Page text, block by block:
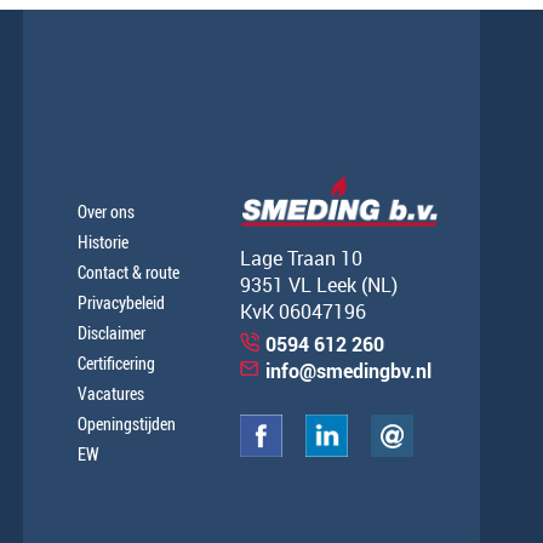
Over ons
Historie
Contact & route
Privacybeleid
Disclaimer
Certificering
Vacatures
Openingstijden
EW
Lage Traan 10
9351 VL Leek (NL)
KvK 06047196
0594 612 260
info@smedingbv.nl